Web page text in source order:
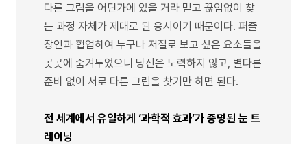
다른 그림을 어딘가에 있을 거라 믿고 끊임없이 찾
는 과정 자체가 제대로 된 응시이기 때문이다. 퍼즐
장인과 협업하여 누구나 저절로 보고 싶은 요소들을
곳곳에 숨겨두었으니 당신은 노력하지 않고, 별다른
준비 없이 서로 다른 그림을 찾기만 하면 된다.
전 세계에서 유일하게 ‘과학적 효과’가 증명된 눈 트
레이닝